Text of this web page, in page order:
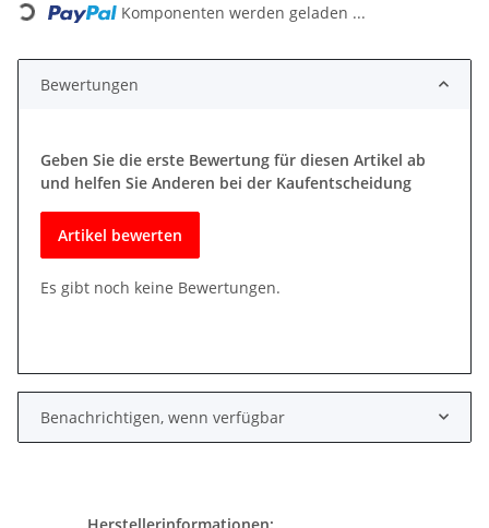
Komponenten werden geladen ...
Bewertungen
Geben Sie die erste Bewertung für diesen Artikel ab
und helfen Sie Anderen bei der Kaufentscheidung
Artikel bewerten
Es gibt noch keine Bewertungen.
Benachrichtigen, wenn verfügbar